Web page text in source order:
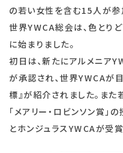
の若い女性を含む15人が参
世界YWCA総会は、色とり
に始まりました。
初日は、新たにアルメニア
が承認され、世界YWCAが
標』が紹介されました。ま
「メアリー・ロビンソン賞」
とホンジュラスYWCAが受賞